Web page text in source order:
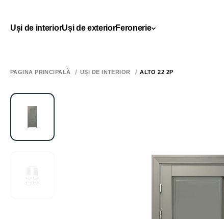
Uși de interiorUși de exteriorFeronerie
PAGINA PRINCIPALĂ UȘI DE INTERIOR ALTO 22 2P